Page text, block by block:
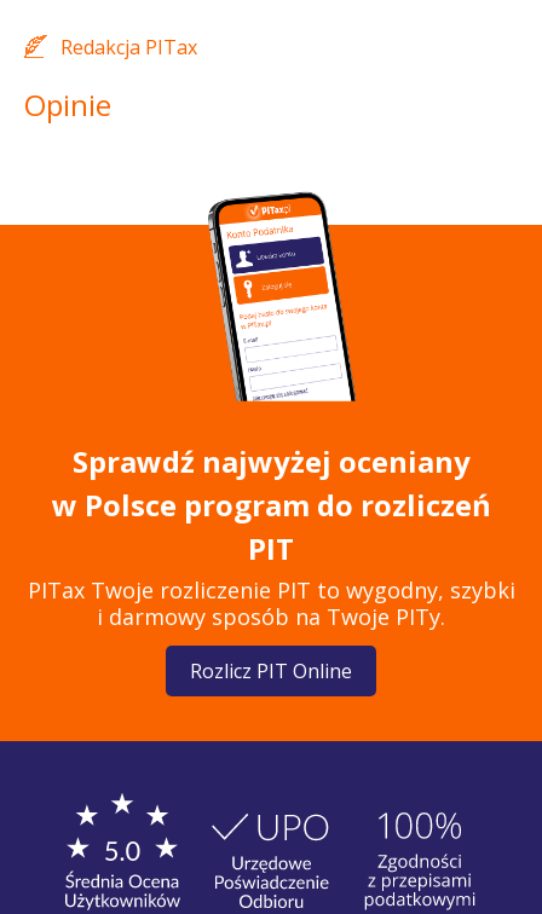
Redakcja PITax
Opinie
Sprawdź najwyżej oceniany
w Polsce program do rozliczeń
PIT
PITax Twoje rozliczenie PIT to wygodny, szybki
i darmowy sposób na Twoje PITy.
Rozlicz PIT Online